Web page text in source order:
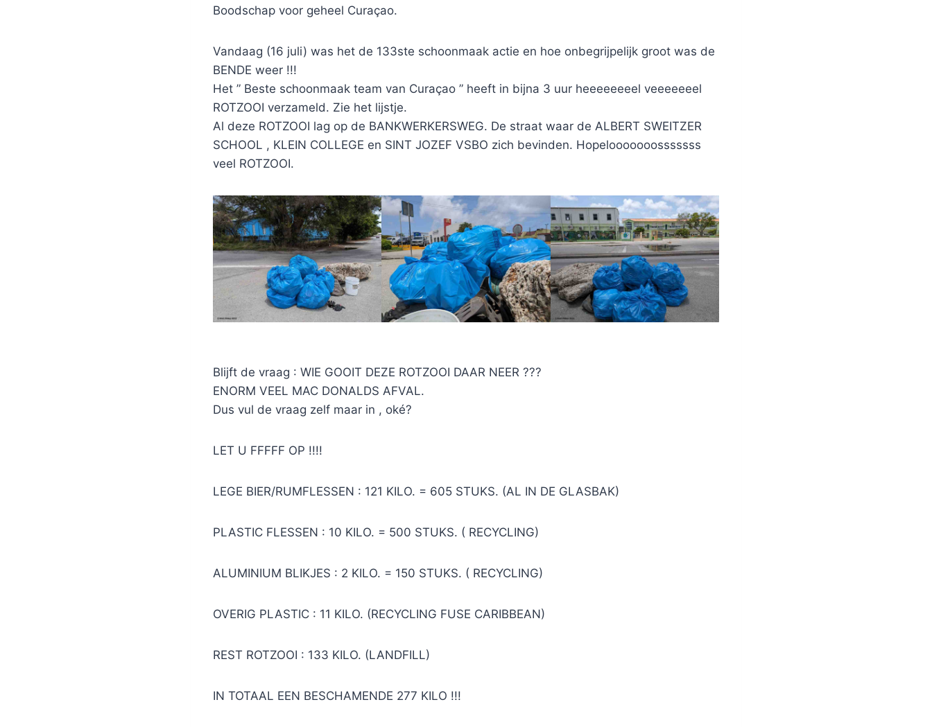
Boodschap voor geheel Curaçao.
Vandaag (16 juli) was het de 133ste schoonmaak actie en hoe onbegrijpelijk groot was de
BENDE weer !!!
Het ” Beste schoonmaak team van Curaçao ” heeft in bijna 3 uur heeeeeeeel veeeeeeel
ROTZOOI verzameld. Zie het lijstje.
Al deze ROTZOOI lag op de BANKWERKERSWEG. De straat waar de ALBERT SWEITZER
SCHOOL , KLEIN COLLEGE en SINT JOZEF VSBO zich bevinden. Hopelooooooosssssss
veel ROTZOOI.
Blijft de vraag : WIE GOOIT DEZE ROTZOOI DAAR NEER ???
ENORM VEEL MAC DONALDS AFVAL.
Dus vul de vraag zelf maar in , oké?
LET U FFFFF OP !!!!
LEGE BIER/RUMFLESSEN : 121 KILO. = 605 STUKS. (AL IN DE GLASBAK)
PLASTIC FLESSEN : 10 KILO. = 500 STUKS. ( RECYCLING)
ALUMINIUM BLIKJES : 2 KILO. = 150 STUKS. ( RECYCLING)
OVERIG PLASTIC : 11 KILO. (RECYCLING FUSE CARIBBEAN)
REST ROTZOOI : 133 KILO. (LANDFILL)
IN TOTAAL EEN BESCHAMENDE 277 KILO !!!